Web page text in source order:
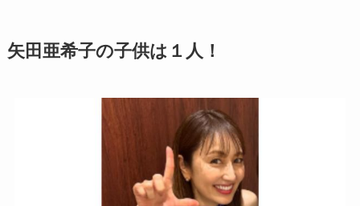
矢田亜希子の子供は１人！